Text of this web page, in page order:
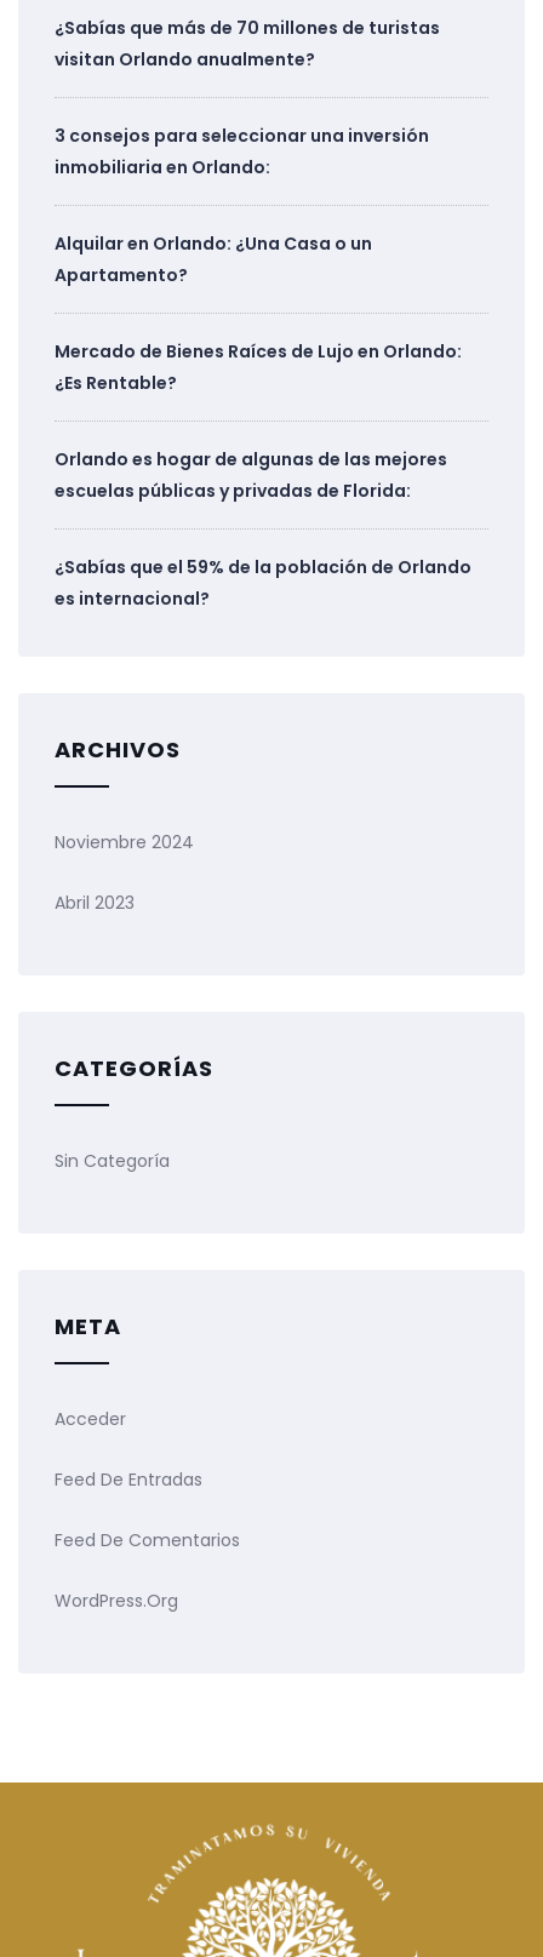
¿Sabías que más de 70 millones de turistas
visitan Orlando anualmente?
3 consejos para seleccionar una inversión
inmobiliaria en Orlando:
Alquilar en Orlando: ¿Una Casa o un
Apartamento?
Mercado de Bienes Raíces de Lujo en Orlando:
¿Es Rentable?
Orlando es hogar de algunas de las mejores
escuelas públicas y privadas de Florida:
¿Sabías que el 59% de la población de Orlando
es internacional?
ARCHIVOS
Noviembre 2024
Abril 2023
CATEGORÍAS
Sin Categoría
META
Acceder
Feed De Entradas
Feed De Comentarios
WordPress.org